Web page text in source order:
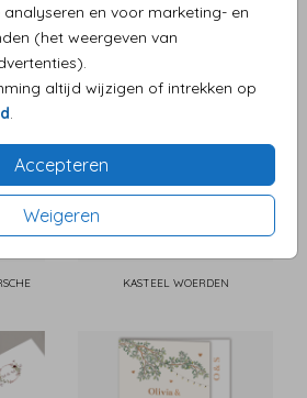
en voor marketing- en
(het weergeven van
altijd wijzigen of intrekken op
Accepteren
Weigeren
KASTEEL WOERDEN